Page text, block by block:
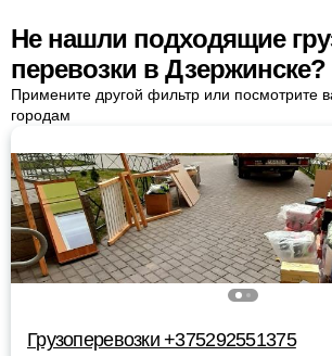
Не нашли подходящие
перевозки в Дзержинске?
Примените другой фильтр или посмотрите
городам
Грузоперевозки +375292551375